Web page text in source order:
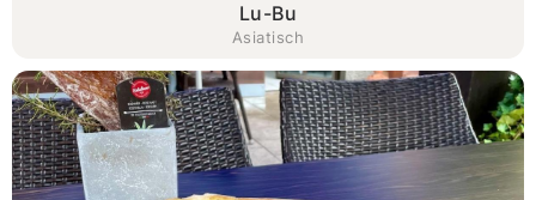
Lu-Bu
Asiatisch